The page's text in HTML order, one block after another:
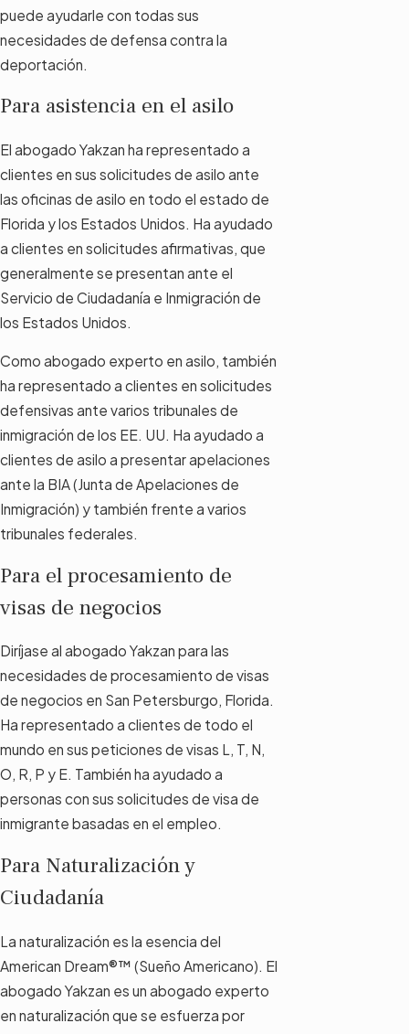
puede ayudarle con todas sus
necesidades de defensa contra la
deportación.
Para asistencia en el asilo
El abogado Yakzan ha representado a
clientes en sus solicitudes de asilo ante
las oficinas de asilo en todo el estado de
Florida y los Estados Unidos. Ha ayudado
a clientes en solicitudes afirmativas, que
generalmente se presentan ante el
Servicio de Ciudadanía e Inmigración de
los Estados Unidos.
Como abogado experto en asilo, también
ha representado a clientes en solicitudes
defensivas ante varios tribunales de
inmigración de los EE. UU. Ha ayudado a
clientes de asilo a presentar apelaciones
ante la BIA (Junta de Apelaciones de
Inmigración) y también frente a varios
tribunales federales.
Para el procesamiento de
visas de negocios
Diríjase al abogado Yakzan para las
necesidades de procesamiento de visas
de negocios en San Petersburgo, Florida.
Ha representado a clientes de todo el
mundo en sus peticiones de visas L, T, N,
O, R, P y E. También ha ayudado a
personas con sus solicitudes de visa de
inmigrante basadas en el empleo.
Para Naturalización y
Ciudadanía
La naturalización es la esencia del
American Dream®™ (Sueño Americano). El
abogado Yakzan es un abogado experto
en naturalización que se esfuerza por